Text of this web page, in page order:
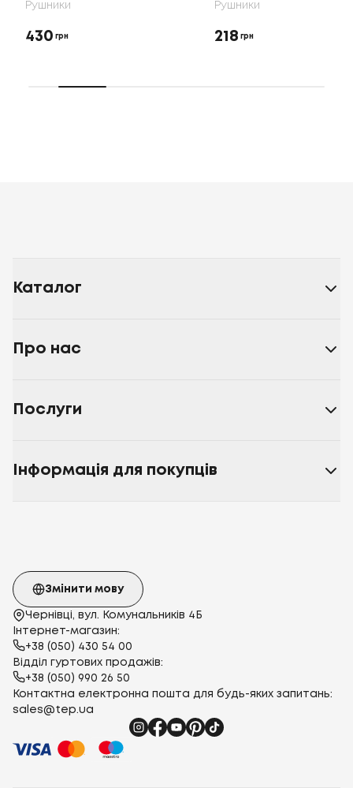
Рушники
430 грн
Рушники
218 грн
Каталог
Про нас
Послуги
Інформація для покупців
Чернівці, вул. Комунальників 4Б
Інтернет-магазин:
+38 (050) 430 54 00
Відділ гуртових продажів:
+38 (050) 990 26 50
Контактна електронна пошта для будь-яких запитань:
sales@tep.ua
Змінити мову